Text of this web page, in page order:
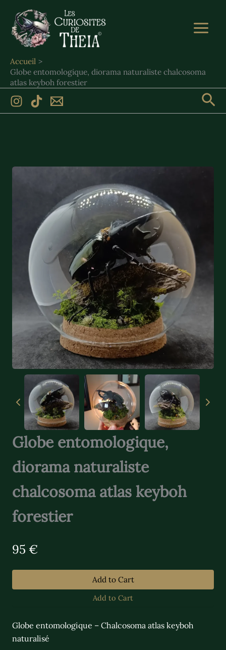
contenu
Accueil
Globe entomologique, diorama naturaliste chalcosoma
atlas keyboh forestier
Globe entomologique,
diorama naturaliste
chalcosoma atlas keyboh
forestier
N
95 €
Add to Cart
Add to Cart
Globe entomologique – Chalcosoma atlas keyboh
naturalisé